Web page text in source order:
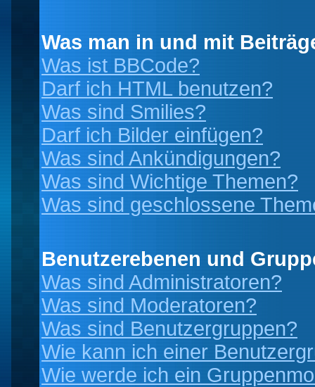
Was man in und mit
Was ist BBCode?
Darf ich HTML benutzen?
Was sind Smilies?
Darf ich Bilder einfügen?
Was sind Ankündigungen?
Was sind Wichtige Themen?
Was sind geschlossene
Benutzerebenen und
Was sind Administratoren?
Was sind Moderatoren?
Was sind Benutzergruppen?
Wie kann ich einer
Wie werde ich ein